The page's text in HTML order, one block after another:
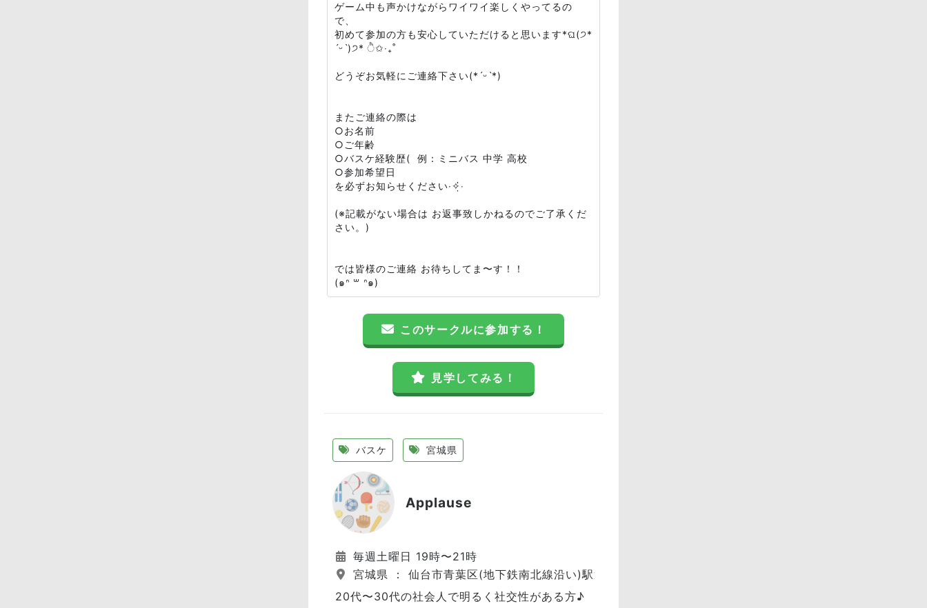
ゲーム中も声かけながらワイワイ楽しくやってるの
で、
初めて参加の方も安心していただけると思います*ଘ(੭*
ˊᵕˋ)੭* ੈ✩‧₊˚
どうぞお気軽にご連絡下さい(*ˊᵕˋ*)
またご連絡の際は
○お名前
○ご年齢
○バスケ経験歴( 例：ミニバス 中学 高校
○参加希望日
を必ずお知らせください‧✧̣̇‧
(※記載がない場合は お返事致しかねるのでご了承くだ
さい。)
では皆様のご連絡 お待ちしてま〜す！！
(๑ᐢ ꒳ ᐢ๑)
このサークルに参加する！
見学してみる！
バスケ 宮城県
Applause
毎週土曜日 19時〜21時
宮城県 ： 仙台市青葉区(地下鉄南北線沿い)駅近なので徒歩で来れます！
20代〜30代の社会人で明るく社交性がある方♪